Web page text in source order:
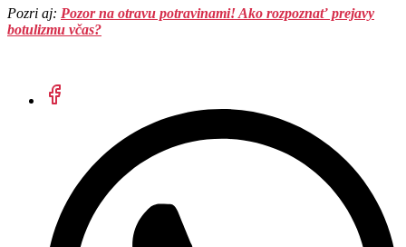
Pozri aj: Pozor na otravu potravinami! Ako rozpoznať prejavy
botulizmu včas?